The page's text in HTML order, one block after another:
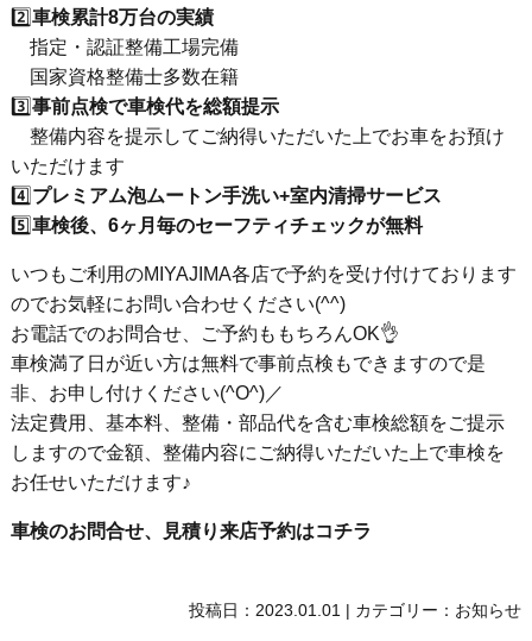
2️⃣車検累計8万台の実績
指定・認証整備工場完備
国家資格整備士多数在籍
3️⃣事前点検で車検代を総額提示
整備内容を提示してご納得いただいた上でお車をお預け
いただけます
4️⃣ プレミアム泡ムートン手洗い+室内清掃サービス
5️⃣車検後、6ヶ月毎のセーフティチェックが無料
いつもご利用のMIYAJIMA各店で予約を受け付けております
のでお気軽にお問い合わせください(^^)
お電話でのお問合せ、ご予約ももちろんOK👌
車検満了日が近い方は無料で事前点検もできますので是
非、お申し付けください(^O^)／
法定費用、基本料、整備・部品代を含む車検総額をご提示
しますので金額、整備内容にご納得いただいた上で車検を
お任せいただけます♪
車検のお問合せ、見積り来店予約はコチラ
投稿日：2023.01.01 | カテゴリー： お知らせ